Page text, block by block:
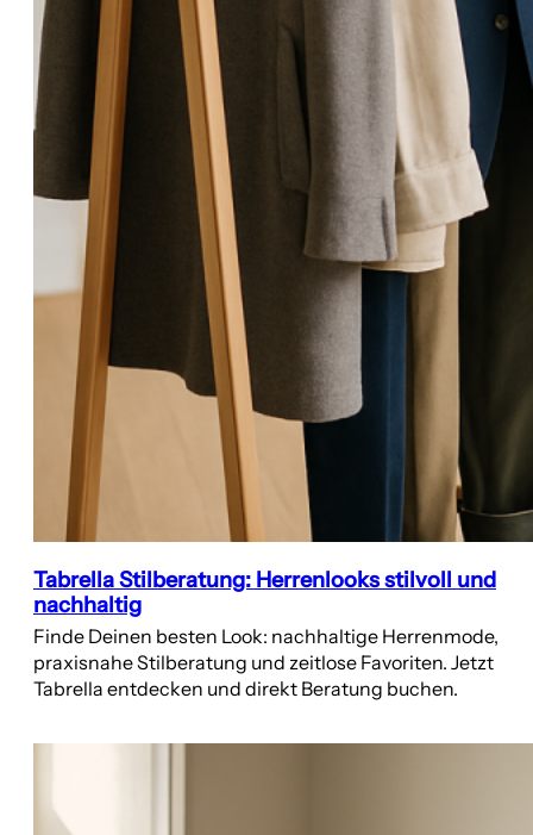
Tabrella Stilberatung: Herrenlooks stilvoll und
nachhaltig
Finde Deinen besten Look: nachhaltige Herrenmode,
praxisnahe Stilberatung und zeitlose Favoriten. Jetzt
Tabrella entdecken und direkt Beratung buchen.